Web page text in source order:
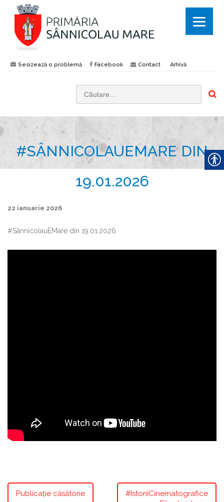
Sesizează o problemă Facebook Contact Arhivă
:
#SÂNNICOLAUEMARE DIN
19.01.2026
22 ianuarie 2026
#SânnicolauEMare din 19.01.2026
Publicație căsătorie
#IstoriiCinematografice